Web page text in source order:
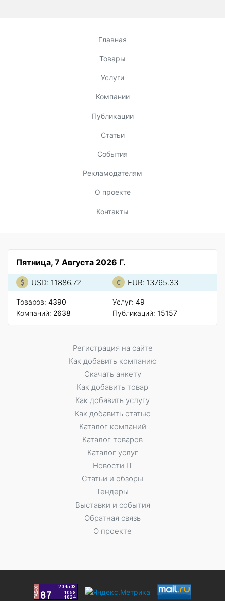
Главная
Товары
Услуги
Компании
Публикации
Статьи
События
Рекламодателям
О проекте
Контакты
Пятница, 7 Августа 2026 Г.
USD: 11886.72 EUR: 13765.33
Товаров: 4390
Компаний: 2638
Услуг: 49
Публикаций: 15157
Регистрация на сайте
Как добавить компанию
Скачать анкету
Как добавить товар
Как добавить услугу
Как добавить статью
Каталог компаний
Каталог товаров
Каталог услуг
Новости IT
Статьи и обзоры
Тендеры
Выставки и события
Обратная связь
О проекте